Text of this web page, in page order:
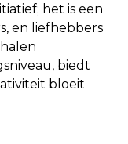
het is een
en liefhebbers
biedt
bloeit